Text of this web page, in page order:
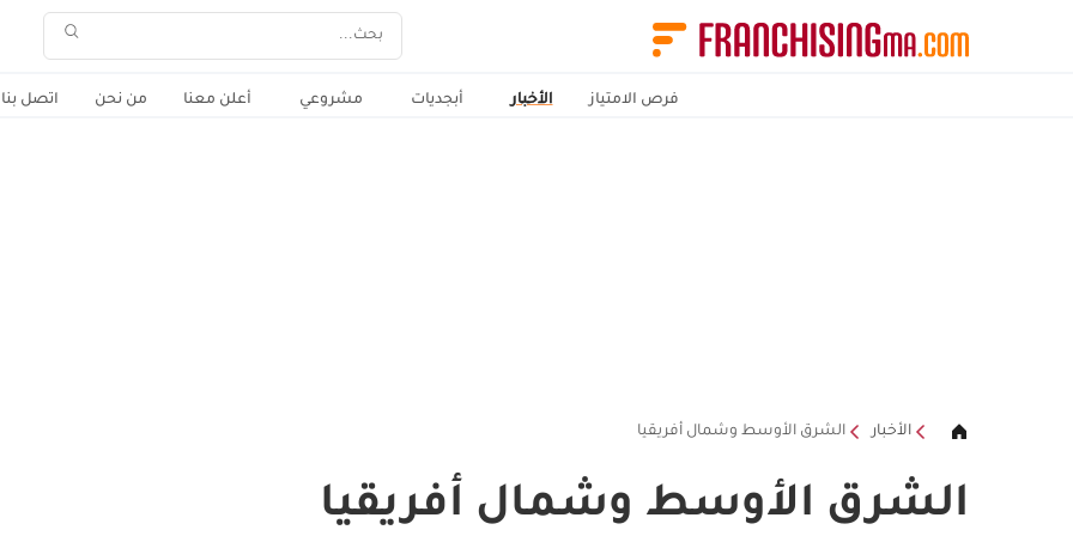
فرص الامتياز الأخبار أبجديات مشروعي أعلن معنا من نحن اتصل بنا
الأخبار الشرق الأوسط وشمال أفريقيا
الشرق الأوسط وشمال أفريقيا